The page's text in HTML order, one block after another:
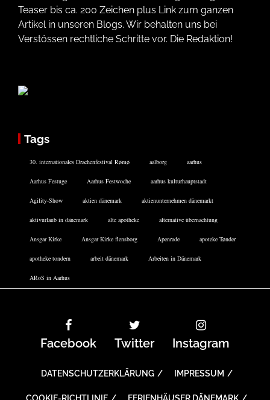
Teaser bis ca. 200 Zeichen plus Link zum ganzen
Artikel in unseren Blogs. Wir behalten uns bei
Verstössen rechtliche Schritte vor. Die Redaktion!
Tags
30. internationales Drachenfestival Rømø aalborg aarhus
Aarhus Festuge Aarhus Festwoche aarhus kulturhauptstadt
Agility-Show aktien dänemark aktienunternehmen dänemarkt
aktivurlaub in dänemark alte apotheke alternative übernachtung
Ansgar Kirke Ansgar Kirke flensborg Apenrade apoteke Tønder
apotheke tondern arbeit dänemark Arbeiten in Dänemark
ARoS in Aarhus
Facebook Twitter Instagram
DATENSCHUTZERKLÄRUNG IMPRESSUM